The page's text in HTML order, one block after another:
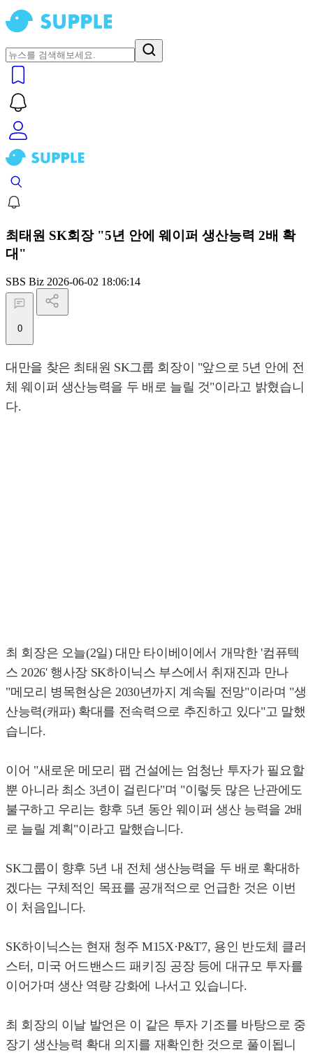
최태원 SK회장 "5년 안에 웨이퍼 생산능력 2배 확
대"
SBS Biz 2026-06-02 18:06:14
0
대만을 찾은 최태원 SK그룹 회장이 "앞으로 5년 안에 전
체 웨이퍼 생산능력을 두 배로 늘릴 것"이라고 밝혔습니
다.
최 회장은 오늘(2일) 대만 타이베이에서 개막한 '컴퓨텍
스 2026' 행사장 SK하이닉스 부스에서 취재진과 만나
"메모리 병목현상은 2030년까지 계속될 전망"이라며 "생
산능력(캐파) 확대를 전속력으로 추진하고 있다"고 말했
습니다.
이어 "새로운 메모리 팹 건설에는 엄청난 투자가 필요할
뿐 아니라 최소 3년이 걸린다"며 "이렇듯 많은 난관에도
불구하고 우리는 향후 5년 동안 웨이퍼 생산 능력을 2배
로 늘릴 계획"이라고 말했습니다.
SK그룹이 향후 5년 내 전체 생산능력을 두 배로 확대하
겠다는 구체적인 목표를 공개적으로 언급한 것은 이번
이 처음입니다.
SK하이닉스는 현재 청주 M15X·P&T7, 용인 반도체 클러
스터, 미국 어드밴스드 패키징 공장 등에 대규모 투자를
이어가며 생산 역량 강화에 나서고 있습니다.
최 회장의 이날 발언은 이 같은 투자 기조를 바탕으로 중
장기 생산능력 확대 의지를 재확인한 것으로 풀이됩니